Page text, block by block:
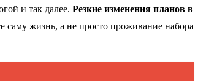
и так далее. Резкие изменения планов в
саму жизнь, а не просто проживание набора